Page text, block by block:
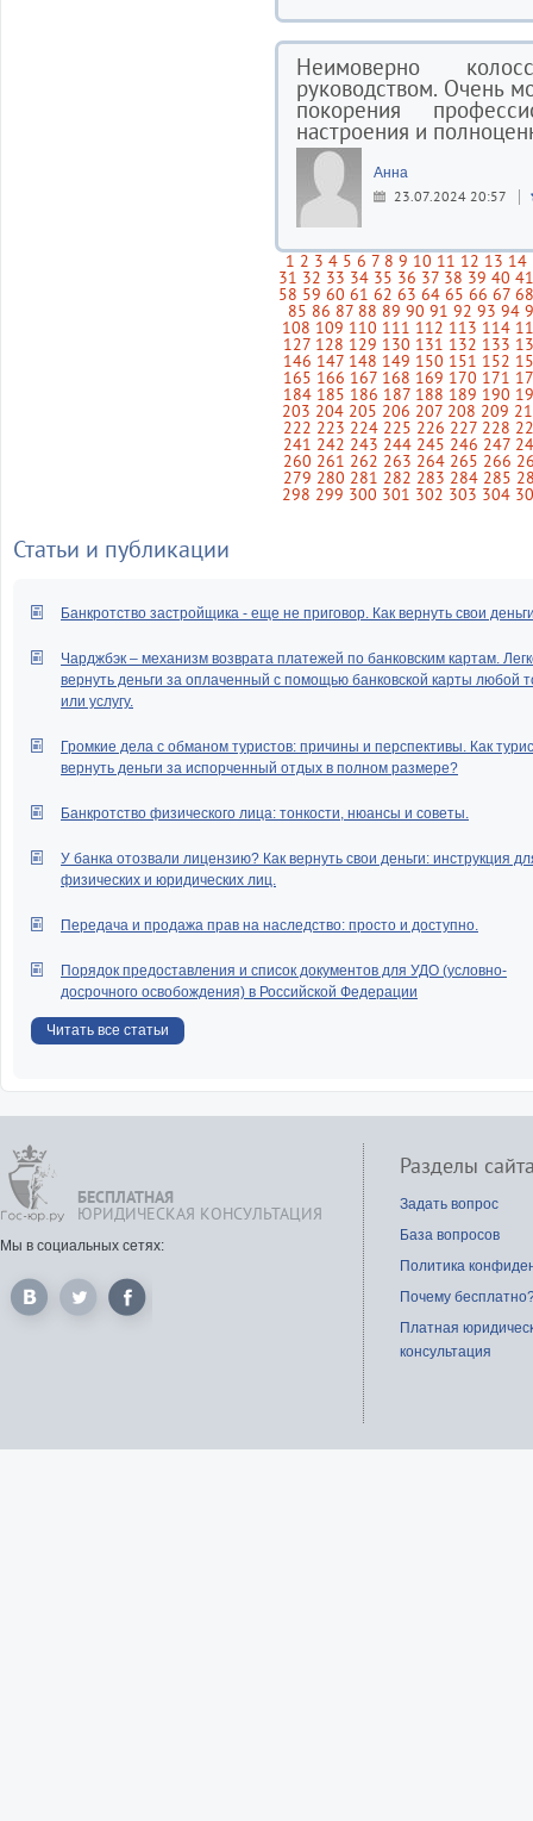
Неимоверно
руководством. Очень
покорения
настроения и
Анна
23.07.2024 20:57
1 2 3 4 5 6 7 8 9 10 11 12 13 14
31 32 33 34 35 36 37 38 39 40
58 59 60 61 62 63 64 65 66 67 68
85 86 87 88 89 90 91 92 93 94
108 109 110 111 112 113 114
127 128 129 130 131 132 133
146 147 148 149 150 151 152
165 166 167 168 169 170 171
184 185 186 187 188 189 190
203 204 205 206 207 208 209
222 223 224 225 226 227 228
241 242 243 244 245 246 247
260 261 262 263 264 265 266
279 280 281 282 283 284 285
298 299 300 301 302 303 304
Статьи и публикации
Банкротство застройщика - еще не приговор. Как вернуть свои
Чарджбэк – механизм возврата платежей по банковским картам.
вернуть деньги за оплаченный с помощью банковской карты любой
или услугу.
Громкие дела с обманом туристов: причины и перспективы. Как
вернуть деньги за испорченный отдых в полном размере?
Банкротство физического лица: тонкости, нюансы и советы.
У банка отозвали лицензию? Как вернуть свои деньги: инструкция
физических и юридических лиц.
Передача и продажа прав на наследство: просто и доступно.
Порядок предоставления и список документов для УДО (условно-
досрочного освобождения) в Российской Федерации
Читать все статьи
БЕСПЛАТНАЯ
ЮРИДИЧЕСКАЯ КОНСУЛЬТАЦИЯ
Мы в социальных сетях:
Разделы
Задать вопрос
База вопросов
Политика
Почему
Платная
консультация